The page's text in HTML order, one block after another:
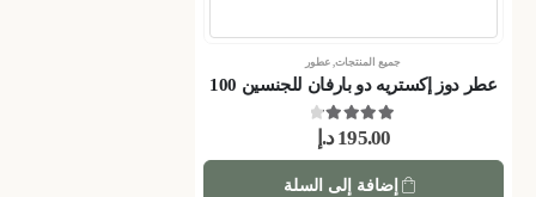
جميع المنتجات, عطور
عطر دوز إكستريه دو بارفان للجنسين 100
مل
4.33
out of 5
195.00 د.إ
إضافة إلى السلة